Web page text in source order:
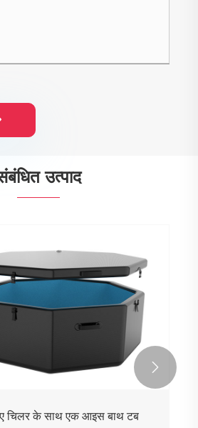
उत्पाद
के साथ सभी एक बर्फ स्नान टब में
